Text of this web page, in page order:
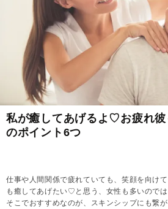
私が癒してあげるよ♡お疲れ
のポイント6つ
仕事や人間関係で疲れていても、笑顔を向け
も癒してあげたい♡と思う、女性も多いのでは
そこでおすすめなのが、スキンシップにも繋